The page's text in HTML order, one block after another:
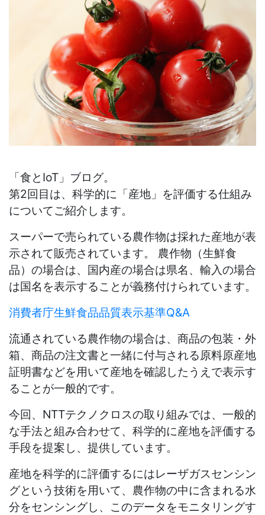
「食とIoT」ブログ。
第2回目は、科学的に「産地」を評価する仕組み
についてご紹介します。
スーパーで売られている農作物は採れた産地が表
示されて販売されています。 農作物（生鮮食
品）の場合は、国内産の場合は県名、輸入の場合
は国名を表示することが義務付けられています。
消費者庁生鮮食品品質表示基準Q&A
流通されている農作物の場合は、商品の包装・外
箱、商品の注文書と一緒に付与される原料原産地
証明書などを用いて産地を確認したうえで表示す
ることが一般的です。
今回、NTTテクノクロスの取り組みでは、一般的
な手法と組み合わせて、科学的に産地を評価する
手段を提案し、提供しています。
産地を科学的に評価するにはレーザガスセンシン
グという技術を用いて、農作物の中に含まれる水
分をセンシングし、このデータをモニタリングす